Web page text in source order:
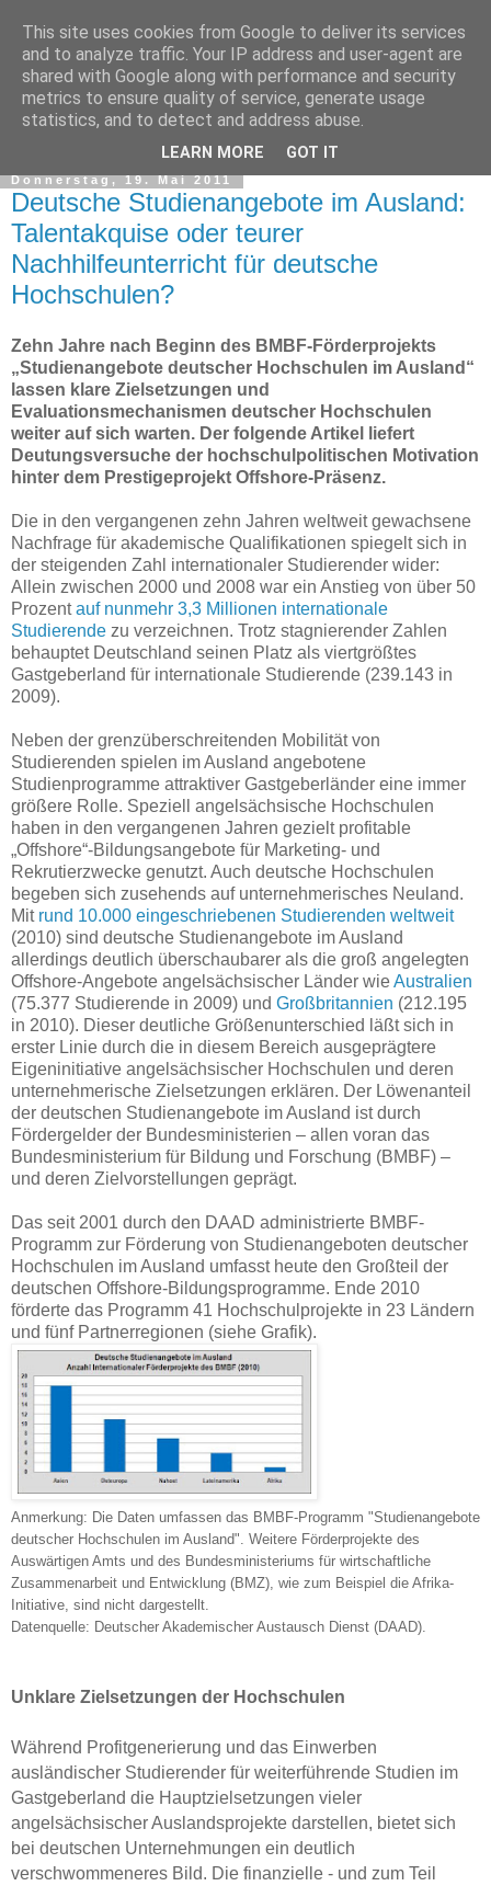
Donnerstag, 19. Mai 2011
Deutsche Studienangebote im Ausland:
Talentakquise oder teurer
Nachhilfeunterricht für deutsche
Hochschulen?
Zehn Jahre nach Beginn des BMBF-Förderprojekts
„Studienangebote deutscher Hochschulen im Ausland“
lassen klare Zielsetzungen und
Evaluationsmechanismen deutscher Hochschulen
weiter auf sich warten. Der folgende Artikel liefert
Deutungsversuche der hochschulpolitischen Motivation
hinter dem Prestigeprojekt Offshore-Präsenz.
Die in den vergangenen zehn Jahren weltweit gewachsene
Nachfrage für akademische Qualifikationen spiegelt sich in
der steigenden Zahl internationaler Studierender wider:
Allein zwischen 2000 und 2008 war ein Anstieg von über 50
Prozentauf nunmehr 3,3 Millionen internationale
Studierende zu verzeichnen. Trotz stagnierender Zahlen
behauptet Deutschland seinen Platz als viertgrößtes
Gastgeberland für internationale Studierende (239.143 in
2009).
Neben der grenzüberschreitenden Mobilität von
Studierenden spielen im Ausland angebotene
Studienprogramme attraktiver Gastgeberländer eine immer
größere Rolle. Speziell angelsächsische Hochschulen
haben in den vergangenen Jahren gezielt profitable
„Offshore“-Bildungsangebote für Marketing- und
Rekrutierzwecke genutzt. Auch deutsche Hochschulen
begeben sich zusehends auf unternehmerisches Neuland.
Mit rund 10.000 eingeschriebenen Studierenden weltweit
(2010) sind deutsche Studienangebote im Ausland
allerdings deutlich überschaubarer als die groß angelegten
Offshore-Angebote angelsächsischer Länder wieAustralien
(75.377 Studierende in 2009) und Großbritannien (212.195
in 2010). Dieser deutliche Größenunterschied läßt sich in
erster Linie durch die in diesem Bereich ausgeprägtere
Eigeninitiative angelsächsischer Hochschulen und deren
unternehmerische Zielsetzungen erklären. Der Löwenanteil
der deutschen Studienangebote im Ausland ist durch
Fördergelder der Bundesministerien – allen voran das
Bundesministerium für Bildung und Forschung (BMBF) –
und deren Zielvorstellungen geprägt.
Das seit 2001 durch den DAAD administrierte BMBF-
Programm zur Förderung von Studienangeboten deutscher
Hochschulen im Ausland umfasst heute den Großteil der
deutschen Offshore-Bildungsprogramme. Ende 2010
förderte das Programm 41 Hochschulprojekte in 23 Ländern
und fünf Partnerregionen (siehe Grafik).
Anmerkung: Die Daten umfassen das BMBF-Programm "Studienangebote
deutscher Hochschulen im Ausland". Weitere Förderprojekte des
Auswärtigen Amts und des Bundesministeriums für wirtschaftliche
Zusammenarbeit und Entwicklung (BMZ), wie zum Beispiel die Afrika-
Initiative, sind nicht dargestellt.
Datenquelle: Deutscher Akademischer Austausch Dienst (DAAD).
Unklare Zielsetzungen der Hochschulen
Während Profitgenerierung und das Einwerben
ausländischer Studierender für weiterführende Studien im
Gastgeberland die Hauptzielsetzungen vieler
angelsächsischer Auslandsprojekte darstellen, bietet sich
bei deutschen Unternehmungen ein deutlich
verschwommeneres Bild. Die finanzielle - und zum Teil
This site uses cookies from Google to deliver its services
and to analyze traffic. Your IP address and user-agent are
shared with Google along with performance and security
metrics to ensure quality of service, generate usage
statistics, and to detect and address abuse.
LEARN MORE GOT IT